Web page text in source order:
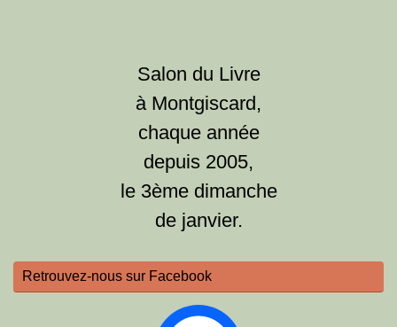
Salon du Livre
à Montgiscard,
chaque année
depuis 2005,
le 3ème dimanche
de janvier.
Retrouvez-nous sur Facebook